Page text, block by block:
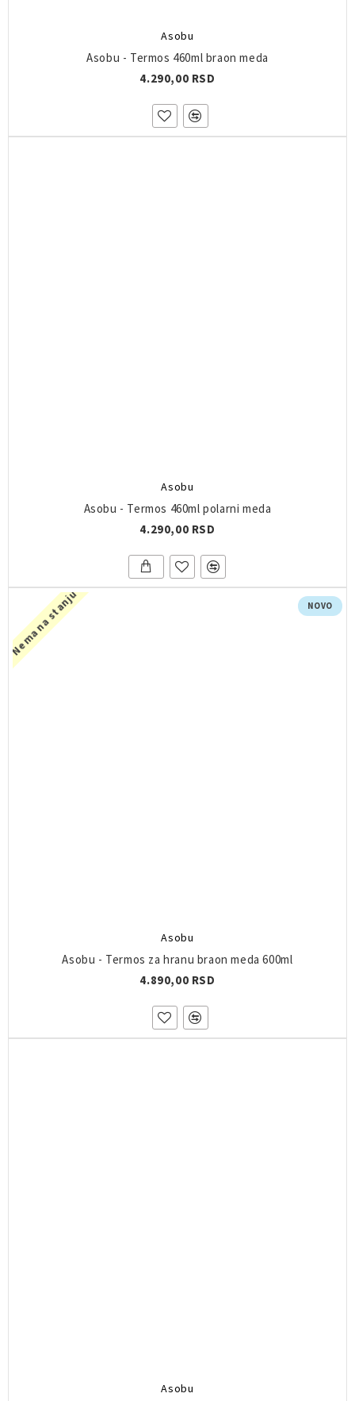
Asobu
Asobu - Termos 460ml braon meda
4.290,00 RSD
Asobu
Asobu - Termos 460ml polarni meda
4.290,00 RSD
NOVO
Nema na stanju
Asobu
Asobu - Termos za hranu braon meda 600ml
4.890,00 RSD
Asobu